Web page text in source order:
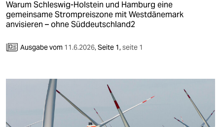
gesellschaft
kultur
Warum Schleswig-Holstein und Hamburg eine
gemeinsame Strompreiszone mit Westdänemark
anvisieren – ohne Süddeutschland2
Ausgabe vom 11.6.2026,Seite 1,seite 1